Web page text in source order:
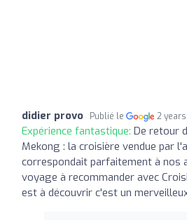
didier provo Publié le 2
Expérience fantastique: De retour
Mekong : la croisière vendue par
correspondait parfaitement à nos
voyage à recommander avec
est à découvrir c'est un